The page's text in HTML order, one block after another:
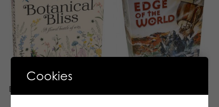
Botanical Bliss
Cookies